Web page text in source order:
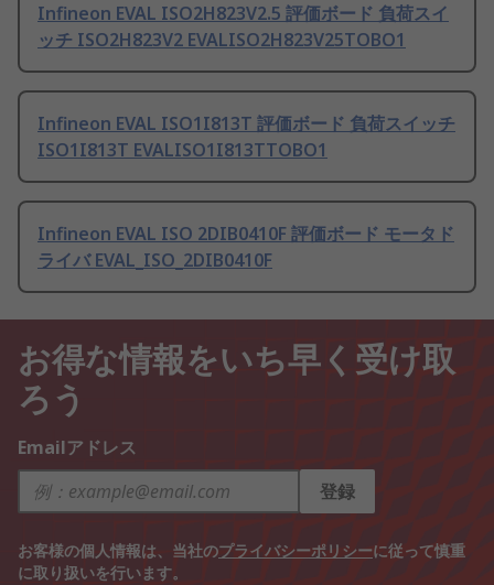
Infineon EVAL ISO2H823V2.5 評価ボード 負荷スイ
ッチ ISO2H823V2 EVALISO2H823V25TOBO1
Infineon EVAL ISO1I813T 評価ボード 負荷スイッチ
ISO1I813T EVALISO1I813TTOBO1
Infineon EVAL ISO 2DIB0410F 評価ボード モータド
ライバ EVAL_ISO_2DIB0410F
お得な情報をいち早く受け取
ろう
Emailアドレス
登録
お客様の個人情報は、当社のプライバシーポリシーに従って慎重
に取り扱いを行います。